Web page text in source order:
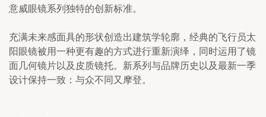
意威眼镜系列独特的创新标准。
充满未来感面具的形状创造出建筑学轮廓，经典的飞行员太
阳眼镜被用一种更有趣的方式进行重新演绎，同时运用了镜
面几何镜片以及皮质镜托。新系列与品牌历史以及最新一季
设计保持一致：与众不同又摩登。